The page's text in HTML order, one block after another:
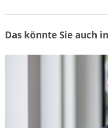
Das könnte Sie auch